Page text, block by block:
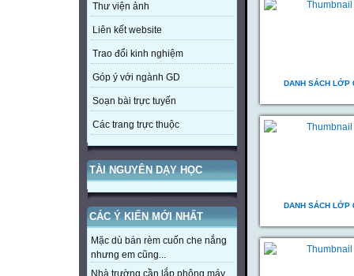
Thư viện ảnh
Liên kết website
Trao đổi kinh nghiệm
Góp ý với ngành GD
Soạn bài trực tuyến
Các trang trực thuộc
TÀI NGUYÊN DẠY HỌC
CÁC Ý KIẾN MỚI NHẤT
Mặc dù bán rèm cuốn che nắng
nhưng em cũng...
Nhà trường cần lắp phông máy
DANH SÁCH LỚP
DANH SÁCH LỚP